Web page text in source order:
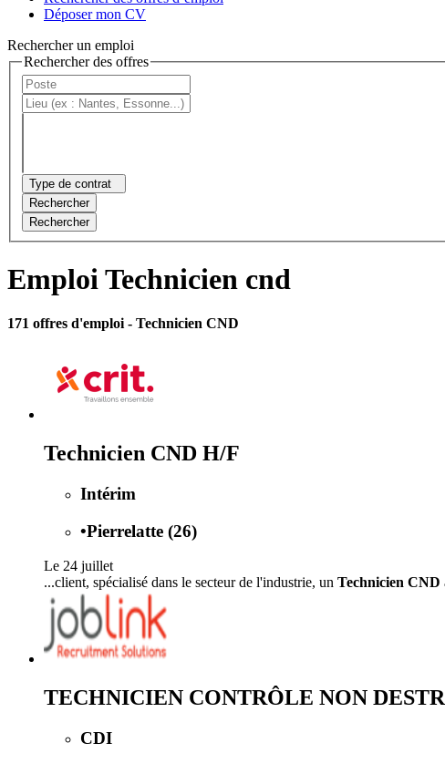
Déposer mon CV
Rechercher un emploi
Rechercher des offres
Type de contrat
Rechercher
Rechercher
Emploi Technicien cnd
171 offres d'emploi - Technicien CND
Technicien CND H/F
Intérim
•Pierrelatte (26)
Le 24 juillet
...client, spécialisé dans le secteur de l'industrie, un Technicien CND
TECHNICIEN CONTRÔLE NON
CDI